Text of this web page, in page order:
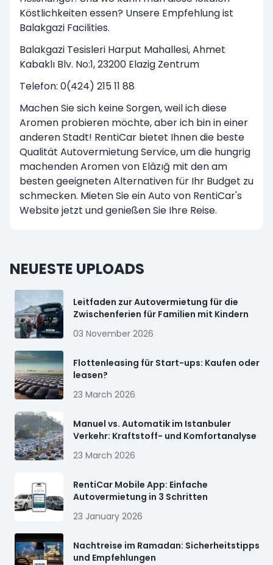
Köstlichkeiten essen? Unsere Empfehlung ist
Balakgazi Facilities.
Balakgazi Tesisleri Harput Mahallesi, Ahmet
Kabaklı Blv. No:1, 23200 Elazig Zentrum
Telefon: 0(424) 215 11 88
Machen Sie sich keine Sorgen, weil ich diese
Aromen probieren möchte, aber ich bin in einer
anderen Stadt! RentiCar bietet Ihnen die beste
Qualität Autovermietung Service, um die hungrig
machenden Aromen von Elâzığ mit den am
besten geeigneten Alternativen für Ihr Budget zu
schmecken. Mieten Sie ein Auto von RentiCar's
Website jetzt und genießen Sie Ihre Reise.
NEUESTE UPLOADS
Leitfaden zur Autovermietung für die
Zwischenferien für Familien mit Kindern
03 November 2026
Flottenleasing für Start-ups: Kaufen oder
leasen?
23 March 2026
Manuel vs. Automatik im Istanbuler
Verkehr: Kraftstoff- und Komfortanalyse
23 March 2026
RentiCar Mobile App: Einfache
Autovermietung in 3 Schritten
23 January 2026
Nachtreise im Ramadan: Sicherheitstipps
und Empfehlungen